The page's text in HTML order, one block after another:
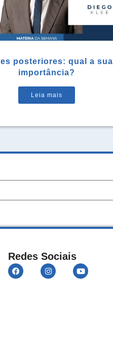
posteriores: qual a sua
importância?
Leia mais
Redes Sociais